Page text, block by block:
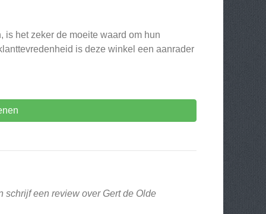
is het zeker de moeite waard om hun
is deze winkel een aanrader
schrijf een review over Gert de Olde